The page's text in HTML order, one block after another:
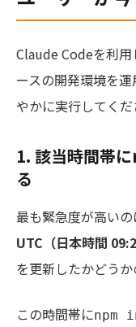
Claude Codeを利
ースの開発環境を
やかに実行してくだ
1. 該当時間帯
る
最も緊急度が高いの
UTC（日本時間
を更新したかどうか
この時間帯にnpm